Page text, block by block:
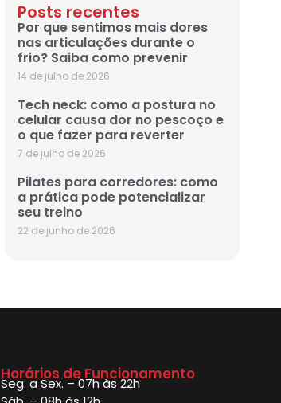
Posts recentes
Por que sentimos mais dores
nas articulações durante o
frio? Saiba como prevenir
14 de julho de 2026
Tech neck: como a postura no
celular causa dor no pescoço e
o que fazer para reverter
7 de julho de 2026
Pilates para corredores: como
a prática pode potencializar
seu treino
22 de junho de 2026
Horários de Funcionamento
Seg. a Sex. – 07h às 22h